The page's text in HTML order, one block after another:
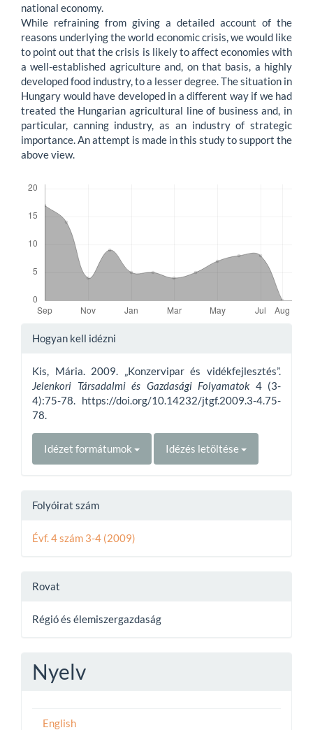
national economy.
While refraining from giving a detailed account of the
reasons underlying the world economic crisis, we would like
to point out that the crisis is likely to affect economies with
a well-established agriculture and, on that basis, a highly
developed food industry, to a lesser degree. The situation in
Hungary would have developed in a different way if we had
treated the Hungarian agricultural line of business and, in
particular, canning industry, as an industry of strategic
importance. An attempt is made in this study to support the
above view.
Article
Hogyan kell idézni
Kis, Mária. 2009. „Konzervipar és vidékfejlesztés”.
Jelenkori Társadalmi és Gazdasági Folyamatok 4 (3-
4):75-78. https://doi.org/10.14232/jtgf.2009.3-4.75-
78.
Idézet formátumok Idézés letöltése
Folyóirat szám
Évf. 4 szám 3-4 (2009)
Rovat
Régió és élemiszergazdaság
Nyelv
English